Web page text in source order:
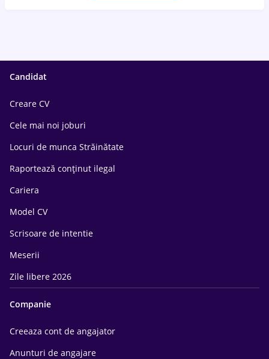
Candidat
Creare CV
Cele mai noi joburi
Locuri de munca Străinătate
Raportează conținut ilegal
Cariera
Model CV
Scrisoare de intentie
Meserii
Zile libere 2026
Companie
Creeaza cont de angajator
Anunturi de angajare